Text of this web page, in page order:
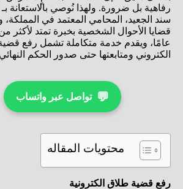
رفاهية بل ضرورة. ولهذا نُوصي بالاستعانة
سند الجعيد، المحامي المعتمد في المملكة،
قضايا الأحوال الشخصية بخبرة تمتد لأكثر
عامًا، ويقدم خدمة متكاملة تشمل رفع
الكتروني ومتابعتها حتى صدور الحكم
💬 تواصل عبر واتساب
محتويات المقاله
رفع قضية طلاق الكترونية